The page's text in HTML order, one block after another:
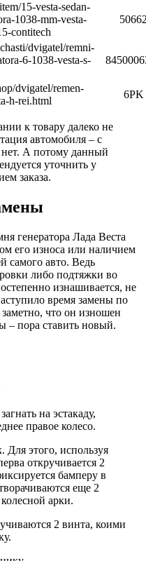
15-vesta-sedan-
1038-mm-vesta-
contitech
dvigatel/remni-
6-1038-vesta-s-
dvigatel/remen-
h-rei.html
6PK
к товару далеко не
автомобиля – с
А потому данный
уточнить у
заказа.
генератора Лада Веста
его износа или наличием
самого авто. Ведь
либо подтяжки во
изнашивается, не
время замены по
что он изношен
– пора ставить новый.
на эстакаду,
правое колесо.
Для этого, используя
откручивается 2
бамперу в
еще 2
арки.
2 винта, коими